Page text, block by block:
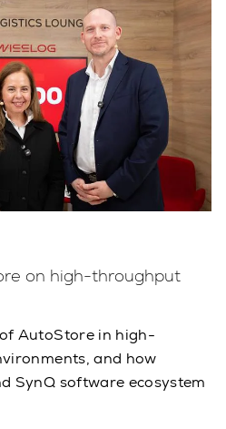
on high-throughput
AutoStore in high-
and how
SynQ software ecosystem